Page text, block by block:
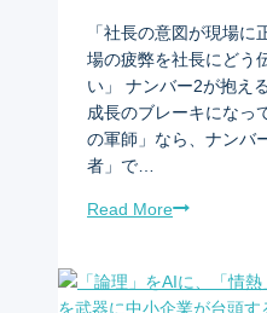
「社長の意図が現場に
場の疲弊を社長にどう
い」 ナンバー2が抱え
成長のブレーキになっ
の軍師」なら、ナンバ
者」で…
Read More